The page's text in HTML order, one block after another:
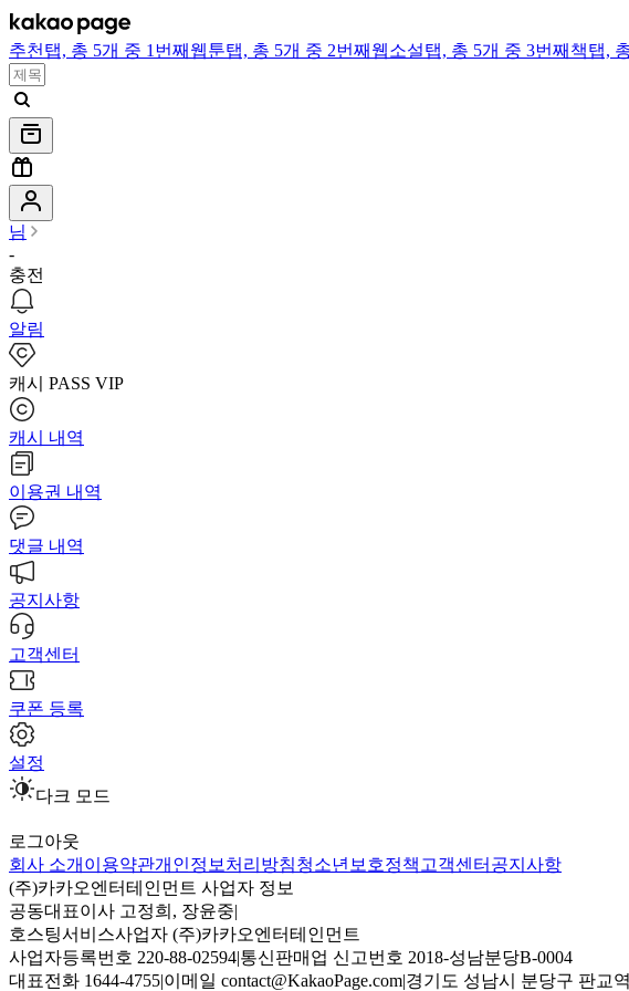
추천 탭, 총 5개 중 1번째 웹툰탭, 총 5개 중 2번째 웹소설탭, 총 5개 중 3번째 책탭,
님
-
충전
알림
캐시 PASS VIP
캐시 내역
이용권 내역
댓글 내역
공지사항
고객센터
쿠폰 등록
설정
다크 모드
로그아웃
회사 소개 이용약관개인정보처리방침청소년보호정책 고객센터 공지사항
(주)카카오엔터테인먼트 사업자 정보
공동대표이사 고정희, 장윤중|
호스팅서비스사업자 (주)카카오엔터테인먼트
사업자등록번호 220-88-02594|통신판매업 신고번호 2018-성남분당B-0004
대표전화 1644-4755|이메일 contact@KakaoPage.com|경기도 성남시 분당구 판교